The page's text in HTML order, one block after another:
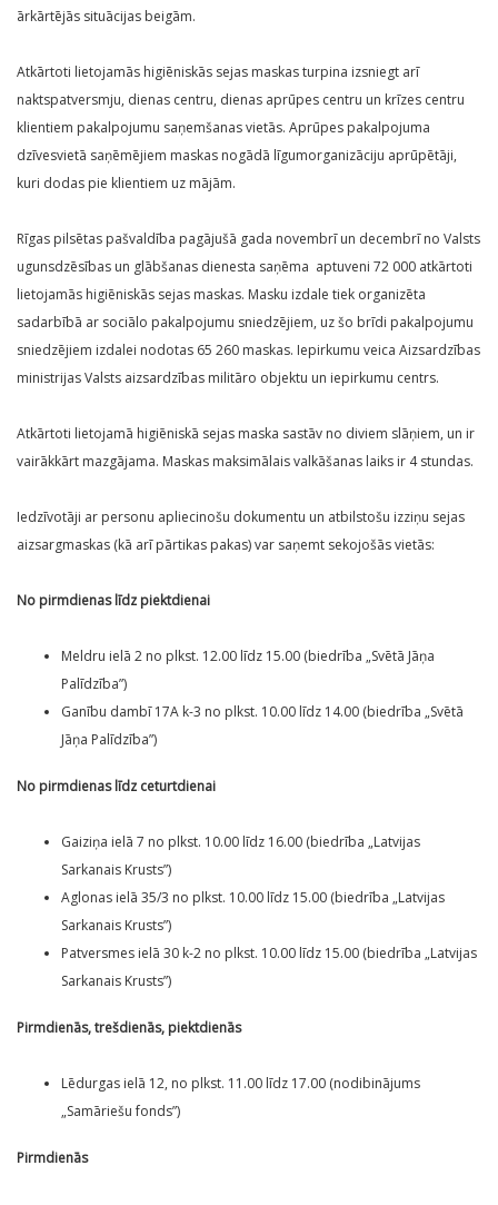
ārkārtējās situācijas beigām.
Atkārtoti lietojamās higiēniskās sejas maskas turpina izsniegt arī
naktspatversmju, dienas centru, dienas aprūpes centru un krīzes centru
klientiem pakalpojumu saņemšanas vietās. Aprūpes pakalpojuma
dzīvesvietā saņēmējiem maskas nogādā līgumorganizāciju aprūpētāji,
kuri dodas pie klientiem uz mājām.
Rīgas pilsētas pašvaldība pagājušā gada novembrī un decembrī no Valsts
ugunsdzēsības un glābšanas dienesta saņēma aptuveni 72 000 atkārtoti
lietojamās higiēniskās sejas maskas. Masku izdale tiek organizēta
sadarbībā ar sociālo pakalpojumu sniedzējiem, uz šo brīdi pakalpojumu
sniedzējiem izdalei nodotas 65 260 maskas. Iepirkumu veica Aizsardzības
ministrijas Valsts aizsardzības militāro objektu un iepirkumu centrs.
Atkārtoti lietojamā higiēniskā sejas maska sastāv no diviem slāņiem, un ir
vairākkārt mazgājama. Maskas maksimālais valkāšanas laiks ir 4 stundas.
Iedzīvotāji ar personu apliecinošu dokumentu un atbilstošu izziņu sejas
aizsargmaskas (kā arī pārtikas pakas) var saņemt sekojošās vietās:
No pirmdienas līdz piektdienai
Meldru ielā 2 no plkst. 12.00 līdz 15.00 (biedrība „Svētā Jāņa
Palīdzība”)
Ganību dambī 17A k-3 no plkst. 10.00 līdz 14.00 (biedrība „Svētā
Jāņa Palīdzība”)
No pirmdienas līdz ceturtdienai
Gaiziņa ielā 7 no plkst. 10.00 līdz 16.00 (biedrība „Latvijas
Sarkanais Krusts”)
Aglonas ielā 35/3 no plkst. 10.00 līdz 15.00 (biedrība „Latvijas
Sarkanais Krusts”)
Patversmes ielā 30 k-2 no plkst. 10.00 līdz 15.00 (biedrība „Latvijas
Sarkanais Krusts”)
Pirmdienās, trešdienās, piektdienās
Lēdurgas ielā 12, no plkst. 11.00 līdz 17.00 (nodibinājums
„Samāriešu fonds”)
Pirmdienās